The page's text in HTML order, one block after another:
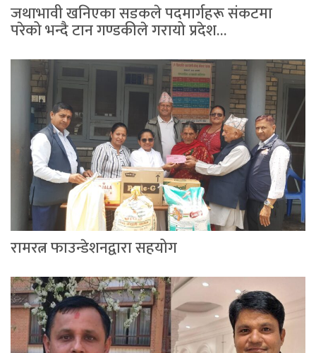
जथाभावी खनिएका सडकले पदमार्गहरू संकटमा
परेको भन्दै टान गण्डकीले गरायो प्रदेश…
रामरत्न फाउन्डेशनद्वारा सहयोग